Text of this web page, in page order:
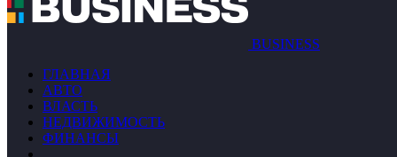
BUSINESS
ГЛАВНАЯ
АВТО
ВЛАСТЬ
НЕДВИЖИМОСТЬ
ФИНАНСЫ
…